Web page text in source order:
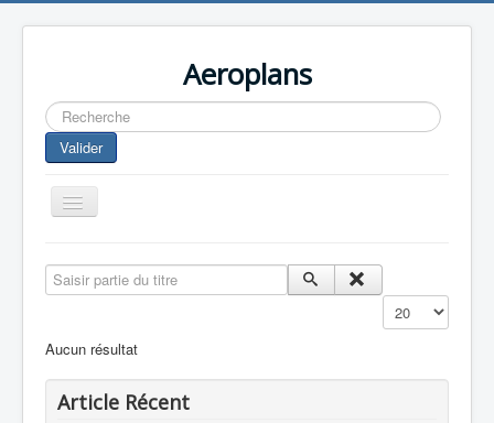
Aeroplans
Rechercher
Valider
Toggle
Navigation
Aviation Commerciale
Europespace
Saisir partie du titre
Affichage #
Aucun résultat
Article Récent